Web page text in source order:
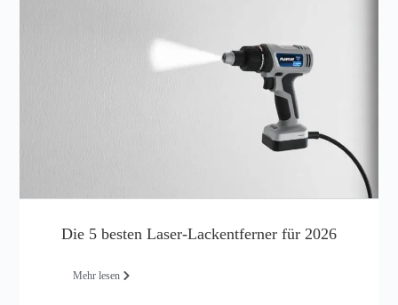
Die 5 besten Laser-Lackentferner für 2026
Mehr lesen